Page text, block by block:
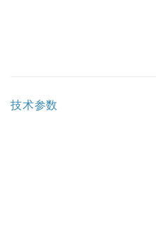
技术参数